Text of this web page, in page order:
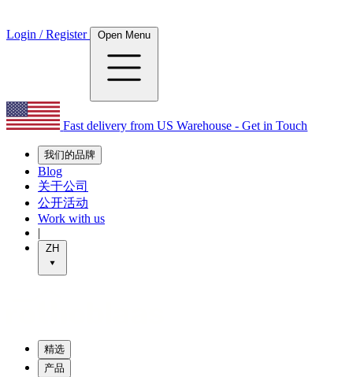
Login / Register Open Menu
Fast delivery from US Warehouse - Get in Touch
我们的品牌
Blog
关于公司
公开活动
Work with us
|
ZH
精选
产品